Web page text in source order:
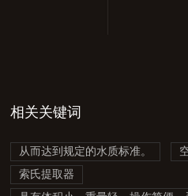
相关关键词
从而达到规定的水质标准。
索氏提取器